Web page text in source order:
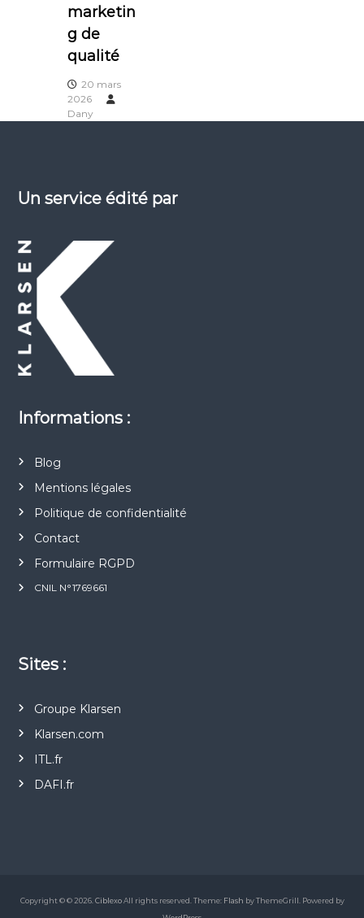
n
d
e
l
a
r
t
i
l
e
marketin
g de
qualité
20 mars
2026
Dany
Un service édité par
Informations :
Blog
Mentions légales
Politique de confidentialité
Contact
Formulaire RGPD
CNIL N°1769661
Sites :
Groupe Klarsen
Klarsen.com
ITL.fr
DAFI.fr
Copyright © © 2026. CiblexoAll rights reserved. Theme: Flash by ThemeGrill. Powered by